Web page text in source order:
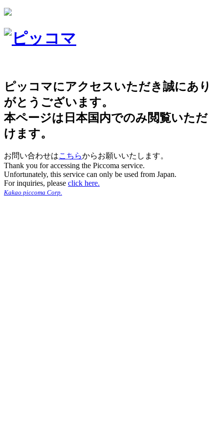
ピッコマにアクセスいただき誠にあり
がとうございます。
本ページは日本国内でのみ閲覧いただ
けます。
お問い合わせはこちらからお願いいたします。
Thank you for accessing the Piccoma service.
Unfortunately, this service can only be used from Japan.
For inquiries, please click here.
Kakao piccoma Corp.